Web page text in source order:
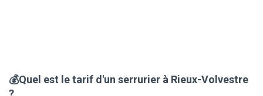
💰Quel est le tarif d'un serrurier à Rieux-Volvestre
?